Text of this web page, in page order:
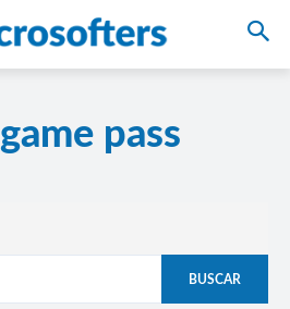
game pass
BUSCAR